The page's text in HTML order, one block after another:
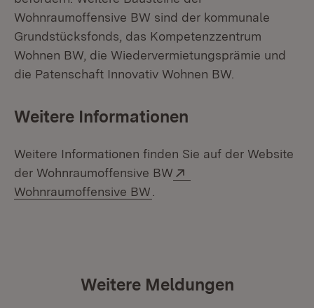
Wohnraumoffensive BW sind der kommunale
Grundstücksfonds, das Kompetenzzentrum
Wohnen BW, die Wiedervermietungsprämie und
die Patenschaft Innovativ Wohnen BW.
Weitere Informationen
Weitere Informationen finden Sie auf der Website
der Wohnraumoffensive BW
Wohnraumoffensive BW
Weitere Meldungen